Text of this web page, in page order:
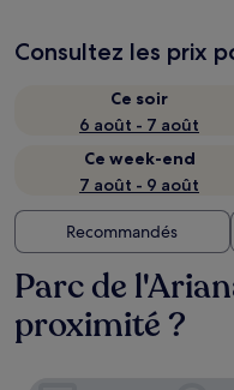
Consultez les prix
Ce soir
6 août - 7 août
Ce week-end
7 août - 9 août
Recommandés
Parc de
proximité ?